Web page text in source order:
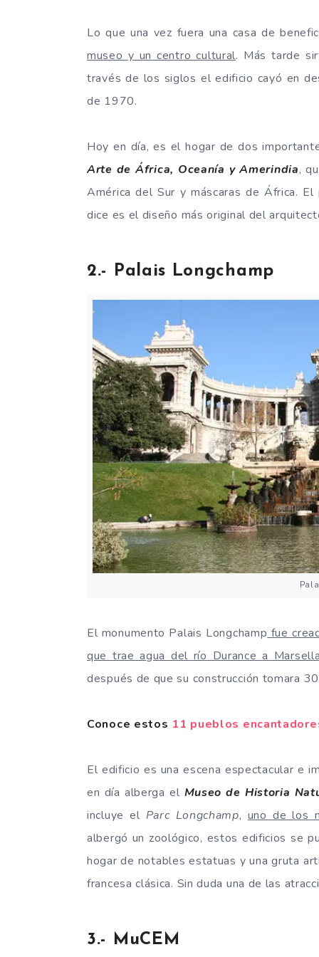
Lo que una vez fuera una casa de
museo y un centro cultural. Más tarde
través de los siglos el edificio cayó en
de 1970.
Hoy en día, es el hogar de dos
Arte de África, Oceanía y Amerindia,
América del Sur y máscaras de África.
dice es el diseño más original del
2.- Palais Longchamp
El monumento Palais Longchamp fue
que trae agua del río Durance a
después de que su construcción tomara
Conoce estos 11 pueblos
El edificio es una escena espectacular e
en día alberga el Museo de Historia
incluye el Parc Longchamp, uno de los
albergó un zoológico, estos edificios se
hogar de notables estatuas y una gruta
francesa clásica. Sin duda una de las
3.- MuCEM